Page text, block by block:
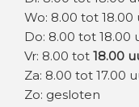
Wo: 8.00 tot 18.00
Do: 8.00 tot 18.00
Vr: 8.00 tot 18.00
Za: 8.00 tot 17.00
Zo: gesloten